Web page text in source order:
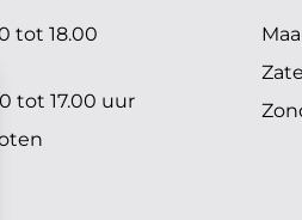
tot 18.00
tot 17.00 uur